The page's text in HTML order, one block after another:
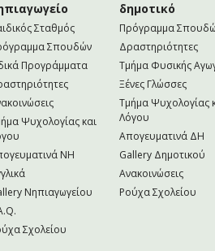
Σταθμός
Σπουδών
Προγράμματα
Ψυχολογίας και
NH
Νηπιαγωγείου
Σχολείου
δημοτικό
Πρόγραμμα
Δραστηριότητες
Τμήμα Φυσικής
Ξένες Γλώσσες
Τμήμα Ψυχολογίας
Λόγου
Απογευματινά ΔΗ
Gallery Δημοτικού
Ανακοινώσεις
Ρούχα Σχολείου